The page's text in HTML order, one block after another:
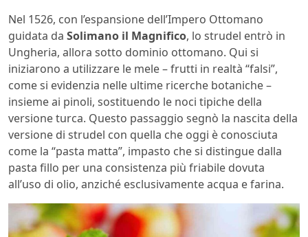
Nel 1526, con l’espansione dell’Impero Ottomano
guidata da Solimano il Magnifico, lo strudel entrò in
Ungheria, allora sotto dominio ottomano. Qui si
iniziarono a utilizzare le mele – frutti in realtà “falsi”,
come si evidenzia nelle ultime ricerche botaniche –
insieme ai pinoli, sostituendo le noci tipiche della
versione turca. Questo passaggio segnò la nascita della
versione di strudel con quella che oggi è conosciuta
come la “pasta matta”, impasto che si distingue dalla
pasta fillo per una consistenza più friabile dovuta
all’uso di olio, anziché esclusivamente acqua e farina.